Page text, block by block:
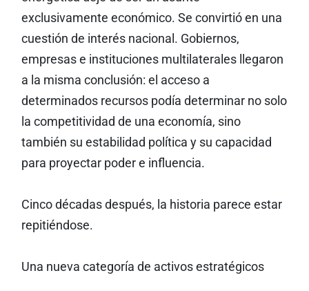
exclusivamente económico. Se convirtió en una
cuestión de interés nacional. Gobiernos,
empresas e instituciones multilaterales llegaron
a la misma conclusión: el acceso a
determinados recursos podía determinar no solo
la competitividad de una economía, sino
también su estabilidad política y su capacidad
para proyectar poder e influencia.
Cinco décadas después, la historia parece estar
repitiéndose.
Una nueva categoría de activos estratégicos